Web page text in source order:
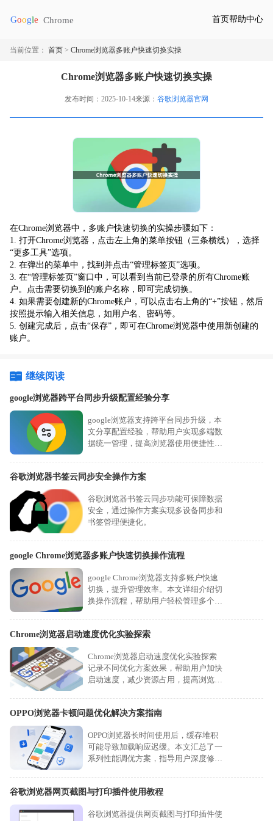
首页帮助中心
当前位置： 首页 > Chrome浏览器多账户快速切换实操
Chrome浏览器多账户快速切换实操
发布时间：2025-10-14来源： 谷歌浏览器官网
在Chrome浏览器中，多账户快速切换的实操步骤如下：
1. 打开Chrome浏览器，点击左上角的菜单按钮（三条横线），选择
“更多工具”选项。
2. 在弹出的菜单中，找到并点击“管理标签页”选项。
3. 在“管理标签页”窗口中，可以看到当前已登录的所有Chrome账
户。点击需要切换到的账户名称，即可完成切换。
4. 如果需要创建新的Chrome账户，可以点击右上角的“+”按钮，然后
按照提示输入相关信息，如用户名、密码等。
5. 创建完成后，点击“保存”，即可在Chrome浏览器中使用新创建的
账户。
继续阅读
google浏览器跨平台同步升级配置经验分享
google浏览器支持跨平台同步升级，本
文分享配置经验，帮助用户实现多端数
据统一管理，提高浏览器使用便捷性和
谷歌浏览器书签云同步安全操作方案
谷歌浏览器书签云同步功能可保障数据
安全，通过操作方案实现多设备同步和
书签管理便捷化。
google Chrome浏览器多账户快速切换操作流程
google Chrome浏览器支持多账户快速
切换，提升管理效率。本文详细介绍切
换操作流程，帮助用户轻松管理多个账
Chrome浏览器启动速度优化实验探索
Chrome浏览器启动速度优化实验探索
记录不同优化方案效果，帮助用户加快
启动速度，减少资源占用，提高浏览器
OPPO浏览器卡顿问题优化解决方案指南
OPPO浏览器长时间使用后，缓存堆积
可能导致加载响应迟缓。本文汇总了一
系列性能调优方案，指导用户深度修复
谷歌浏览器网页截图与打印插件使用教程
谷歌浏览器提供网页截图与打印插件使